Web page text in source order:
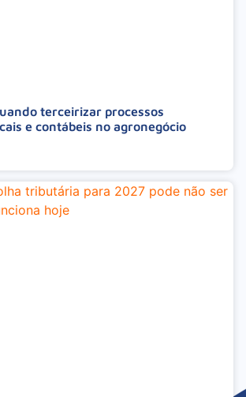
terceirizar processos
e contábeis no agronegócio